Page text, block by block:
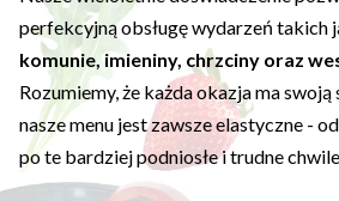
perfekcyjną obsługę wydarzeń takich
komunie, imieniny, chrzciny oraz
Rozumiemy, że każda okazja ma
nasze menu jest zawsze elastyczne -
po te bardziej podniosłe i trudne